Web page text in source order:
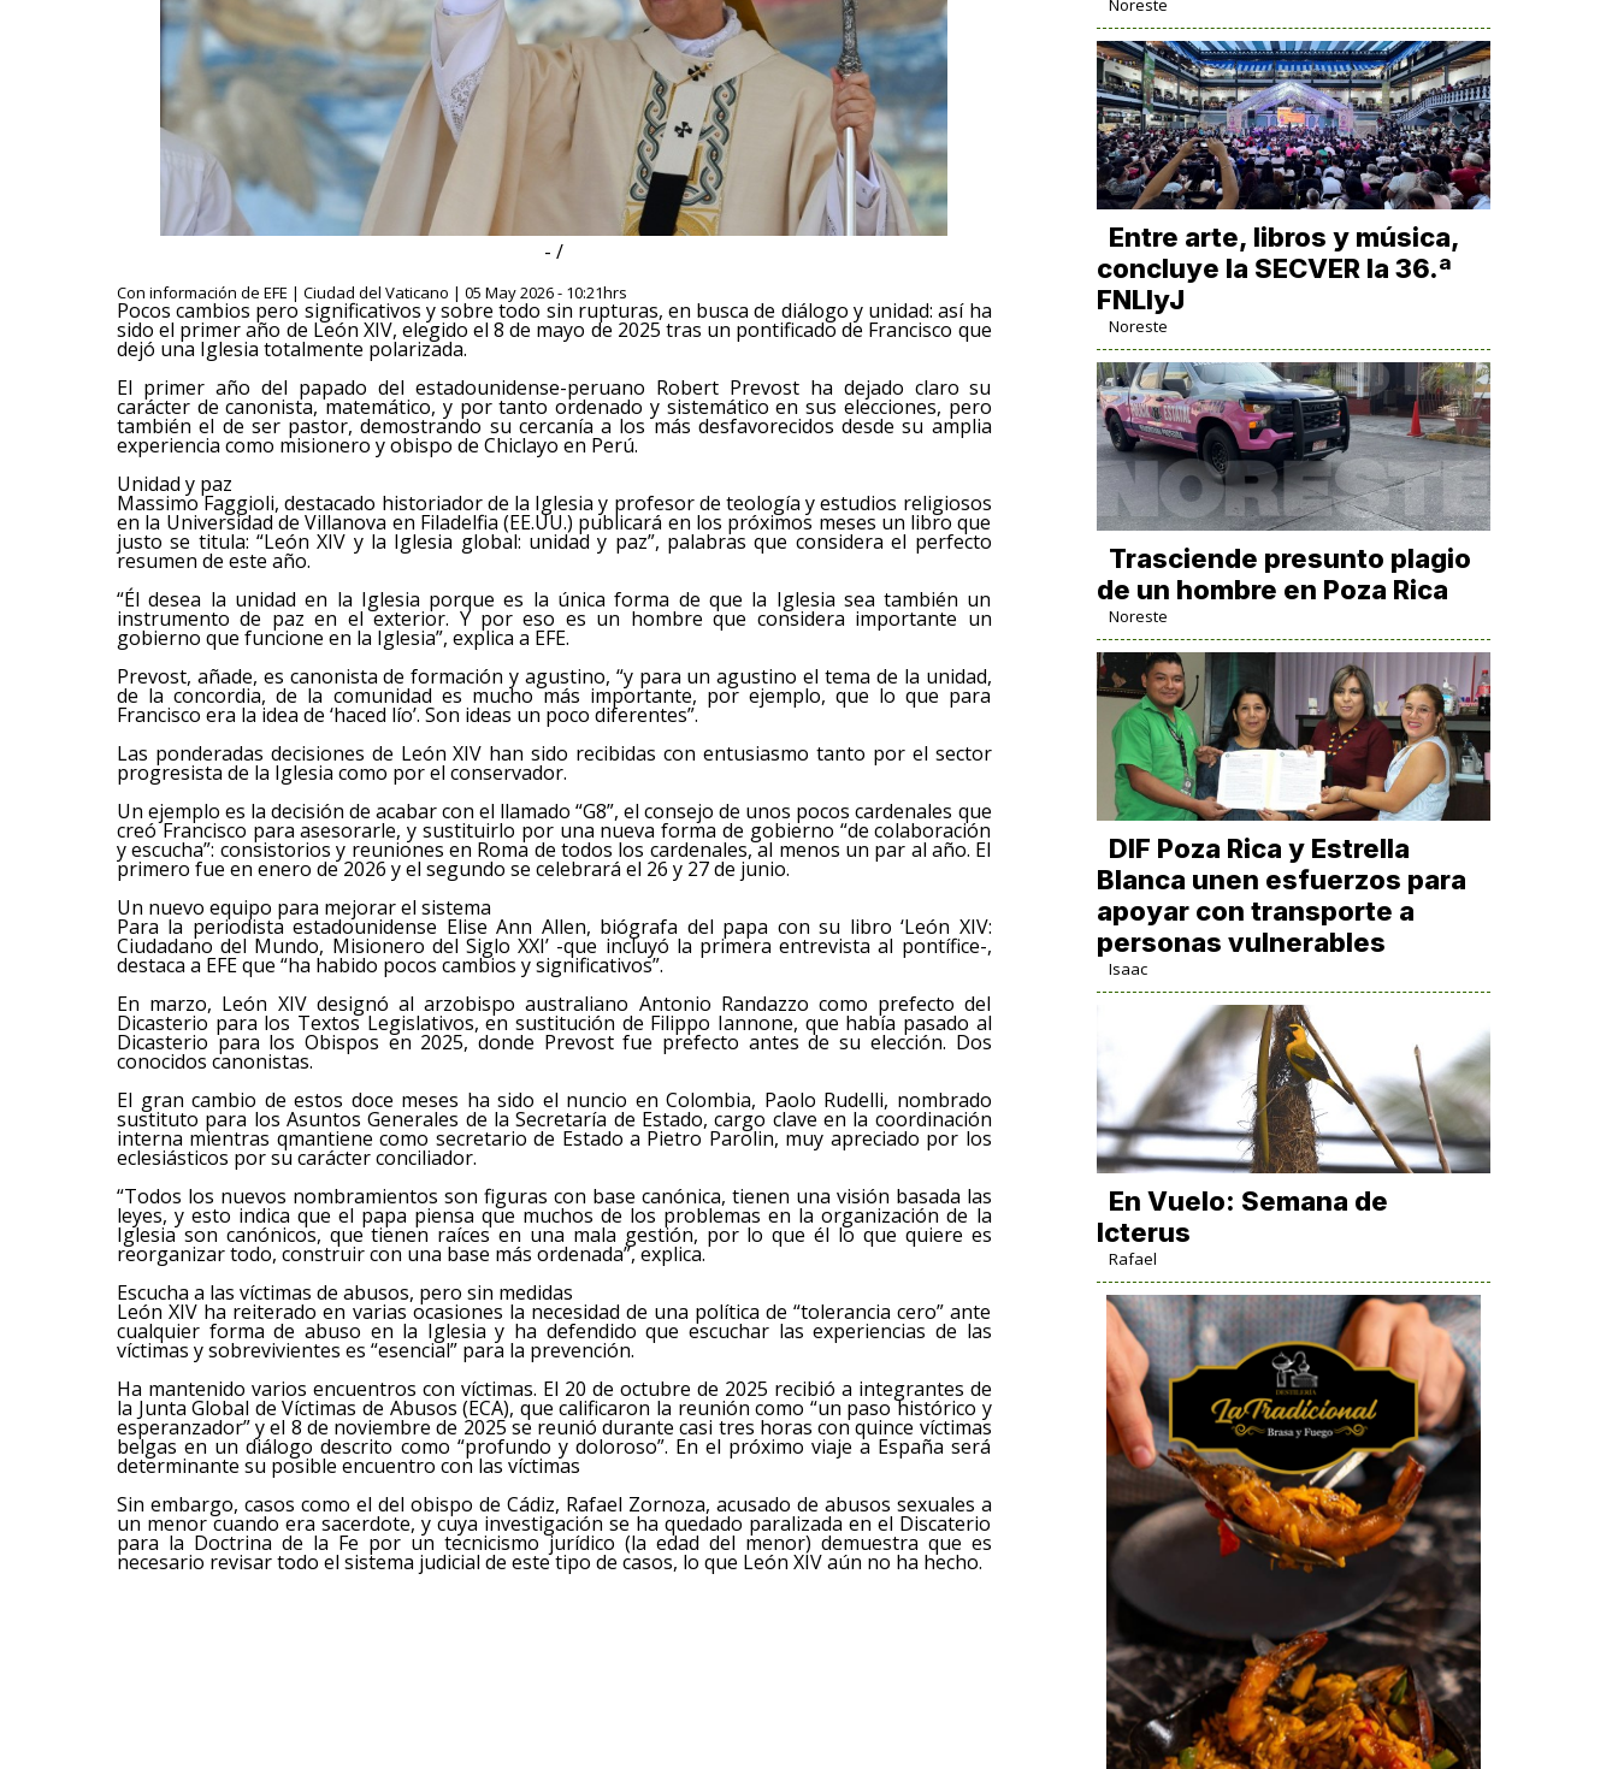
- /
Con información de EFE | Ciudad del Vaticano | 05 May 2026 - 10:21hrs
Pocos cambios pero significativos y sobre todo sin rupturas, en busca de diálogo y unidad: así ha
sido el primer año de León XIV, elegido el 8 de mayo de 2025 tras un pontificado de Francisco que
dejó una Iglesia totalmente polarizada.
El primer año del papado del estadounidense-peruano Robert Prevost ha dejado claro su
carácter de canonista, matemático, y por tanto ordenado y sistemático en sus elecciones, pero
también el de ser pastor, demostrando su cercanía a los más desfavorecidos desde su amplia
experiencia como misionero y obispo de Chiclayo en Perú.
Unidad y paz
Massimo Faggioli, destacado historiador de la Iglesia y profesor de teología y estudios religiosos
en la Universidad de Villanova en Filadelfia (EE.UU.) publicará en los próximos meses un libro que
justo se titula: “León XIV y la Iglesia global: unidad y paz”, palabras que considera el perfecto
resumen de este año.
“Él desea la unidad en la Iglesia porque es la única forma de que la Iglesia sea también un
instrumento de paz en el exterior. Y por eso es un hombre que considera importante un
gobierno que funcione en la Iglesia”, explica a EFE.
Prevost, añade, es canonista de formación y agustino, “y para un agustino el tema de la unidad,
de la concordia, de la comunidad es mucho más importante, por ejemplo, que lo que para
Francisco era la idea de ‘haced lío’. Son ideas un poco diferentes”.
Las ponderadas decisiones de León XIV han sido recibidas con entusiasmo tanto por el sector
progresista de la Iglesia como por el conservador.
Un ejemplo es la decisión de acabar con el llamado “G8”, el consejo de unos pocos cardenales que
creó Francisco para asesorarle, y sustituirlo por una nueva forma de gobierno “de colaboración
y escucha”: consistorios y reuniones en Roma de todos los cardenales, al menos un par al año. El
primero fue en enero de 2026 y el segundo se celebrará el 26 y 27 de junio.
Un nuevo equipo para mejorar el sistema
Para la periodista estadounidense Elise Ann Allen, biógrafa del papa con su libro ‘León XIV:
Ciudadano del Mundo, Misionero del Siglo XXI’ -que incluyó la primera entrevista al pontífice-,
destaca a EFE que “ha habido pocos cambios y significativos”.
En marzo, León XIV designó al arzobispo australiano Antonio Randazzo como prefecto del
Dicasterio para los Textos Legislativos, en sustitución de Filippo Iannone, que había pasado al
Dicasterio para los Obispos en 2025, donde Prevost fue prefecto antes de su elección. Dos
conocidos canonistas.
El gran cambio de estos doce meses ha sido el nuncio en Colombia, Paolo Rudelli, nombrado
sustituto para los Asuntos Generales de la Secretaría de Estado, cargo clave en la coordinación
interna mientras qmantiene como secretario de Estado a Pietro Parolin, muy apreciado por los
eclesiásticos por su carácter conciliador.
“Todos los nuevos nombramientos son figuras con base canónica, tienen una visión basada las
leyes, y esto indica que el papa piensa que muchos de los problemas en la organización de la
Iglesia son canónicos, que tienen raíces en una mala gestión, por lo que él lo que quiere es
reorganizar todo, construir con una base más ordenada”, explica.
Escucha a las víctimas de abusos, pero sin medidas
León XIV ha reiterado en varias ocasiones la necesidad de una política de “tolerancia cero” ante
cualquier forma de abuso en la Iglesia y ha defendido que escuchar las experiencias de las
víctimas y sobrevivientes es “esencial” para la prevención.
Ha mantenido varios encuentros con víctimas. El 20 de octubre de 2025 recibió a integrantes de
la Junta Global de Víctimas de Abusos (ECA), que calificaron la reunión como “un paso histórico y
esperanzador” y el 8 de noviembre de 2025 se reunió durante casi tres horas con quince víctimas
belgas en un diálogo descrito como “profundo y doloroso”. En el próximo viaje a España será
determinante su posible encuentro con las víctimas
Sin embargo, casos como el del obispo de Cádiz, Rafael Zornoza, acusado de abusos sexuales a
un menor cuando era sacerdote, y cuya investigación se ha quedado paralizada en el Discaterio
para la Doctrina de la Fe por un tecnicismo jurídico (la edad del menor) demuestra que es
necesario revisar todo el sistema judicial de este tipo de casos, lo que León XIV aún no ha hecho.
Noreste
Entre arte, libros y música,
concluye la SECVER la 36.ª
FNLIyJ
Noreste
Trasciende presunto plagio
de un hombre en Poza Rica
Noreste
DIF Poza Rica y Estrella
Blanca unen esfuerzos para
apoyar con transporte a
personas vulnerables
Isaac
En Vuelo: Semana de
Icterus
Rafael